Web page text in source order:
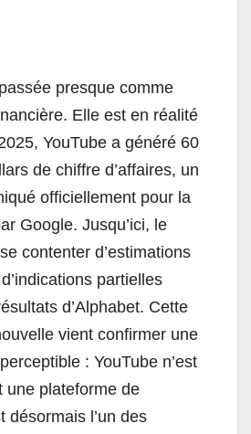
presque comme
Elle est en réalité
YouTube a généré 60
de chiffre d’affaires, un
officiellement pour la
Google. Jusqu’ici, le
contenter d’estimations
partielles
d’Alphabet. Cette
vient confirmer une
: YouTube n’est
une plateforme de
désormais l’un des